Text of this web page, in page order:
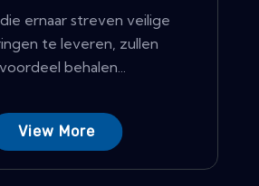
ernaar streven veilige
te leveren, zullen
behalen...
View More